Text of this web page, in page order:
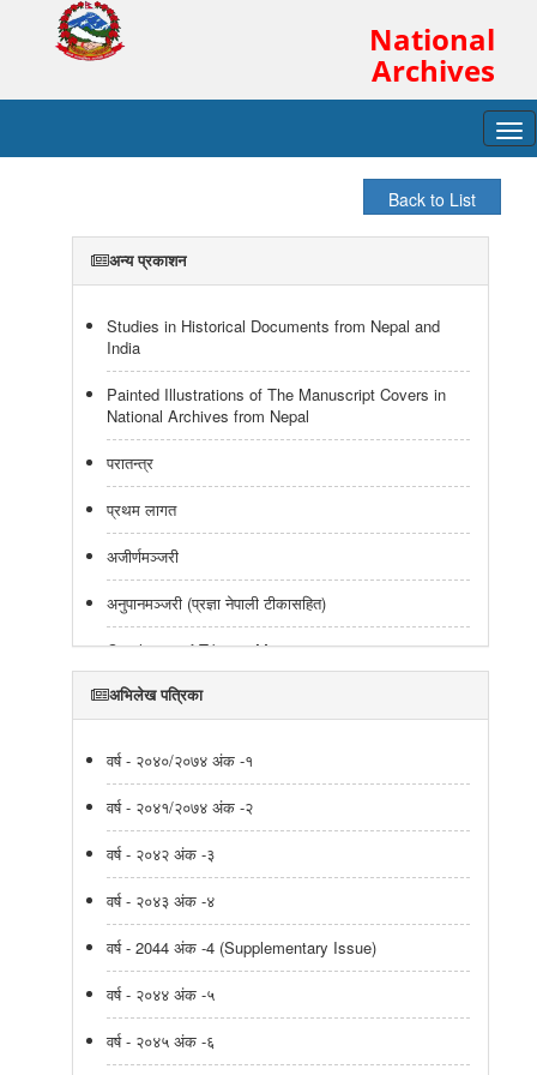
National
Archives
अन्य प्रकाशन
Studies in Historical Documents from Nepal and
India
Painted Illustrations of The Manuscript Covers in
National Archives from Nepal
परातन्त्र
प्रथम लागत
अजीर्णमञ्जरी
अनुपानमञ्जरी (प्रज्ञा नेपाली टीकासहित)
Catalogue of Tibetan Manuscripts
Catalogue of Tibetan Texts
Tibetan Manuscripts Catalogue
Catalogue of Tibetan Texts
Catalogue of Tibetan Texts
वास्तुशास्त्रीय ग्रन्थहरुको संक्षिप्त अध्ययन
शिवधर्मोत्तर(शिवधर्म पुराण द्धितीयखण्ड)
ऐतिहासिक कुण्डली
अभिलेख पत्रिका
वर्ष - २०४०/२०७४ अंक -१
वर्ष - २०४१/२०७४ अंक -२
वर्ष - २०४२ अंक -३
वर्ष - २०४३ अंक -४
वर्ष - 2044 अंक -4 (Supplementary Issue)
वर्ष - २०४४ अंक -५
वर्ष - २०४५ अंक -६